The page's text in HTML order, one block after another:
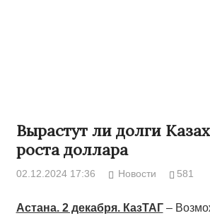
Вырастут ли долги
роста доллара
02.12.2024 17:36 Новости 581
Астана. 2 декабря. КазТАГ–